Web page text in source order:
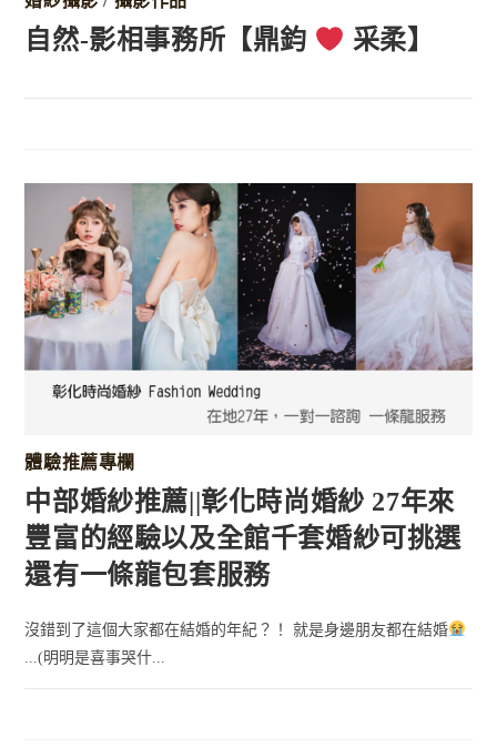
自然-影相事務所【鼎鈞 采柔】
體驗推薦專欄
中部婚紗推薦||彰化時尚婚紗 27年來
豐富的經驗以及全館千套婚紗可挑選
還有一條龍包套服務
沒錯到了這個大家都在結婚的年紀？！ 就是身邊朋友都在結婚
...(明明是喜事哭什...